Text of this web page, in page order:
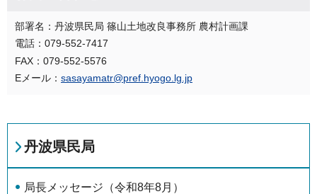
部署名：丹波県民局 篠山土地改良事務所 農村計画課
電話：079-552-7417
FAX：079-552-5576
Eメール： sasayamatr@pref.hyogo.lg.jp
丹波県民局
局長メッセージ（令和8年8月）